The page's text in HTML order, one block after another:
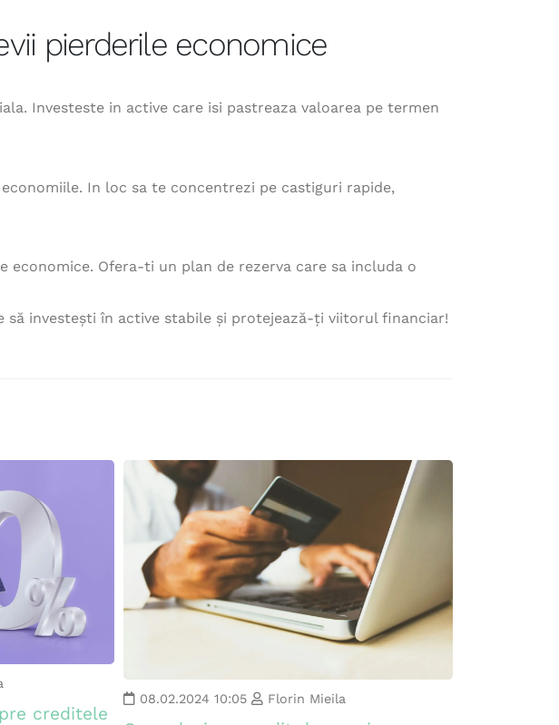
pierderile economice
Investeste in active care isi pastreaza valoarea pe termen
In loc sa te concentrezi pe castiguri rapide,
Ofera-ti un plan de rezerva care sa includa o
investești în active stabile și protejează-ți viitorul financiar!
creditele
08.02.2024 10:05 Florin Mieila